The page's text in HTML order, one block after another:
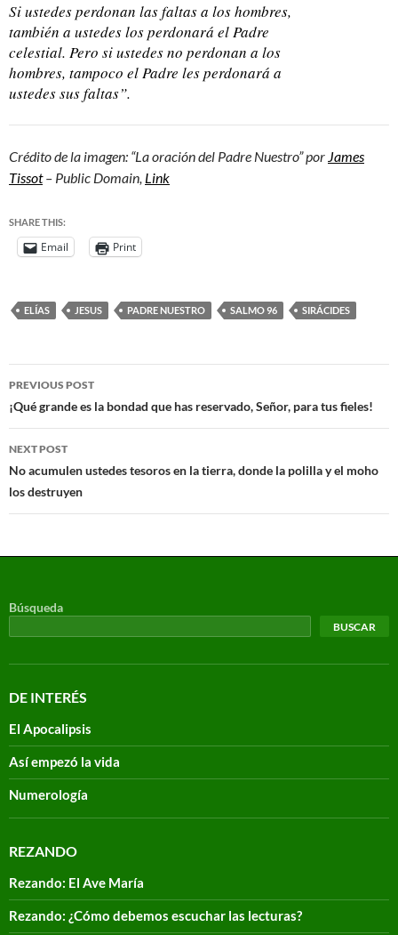
Si ustedes perdonan las faltas a los hombres,
también a ustedes los perdonará el Padre
celestial. Pero si ustedes no perdonan a los
hombres, tampoco el Padre les perdonará a
ustedes sus faltas”.
Crédito de la imagen: “La oración del Padre Nuestro” por James
Tissot– Public Domain, Link
SHARE THIS:
Email Print
ELÍAS JESUS PADRE NUESTRO SALMO 96 SIRÁCIDES
PREVIOUS POST
¡Qué grande es la bondad que has reservado, Señor, para tus fieles!
NEXT POST
No acumulen ustedes tesoros en la tierra, donde la polilla y el moho
los destruyen
Búsqueda
BUSCAR
DE INTERÉS
El Apocalipsis
Así empezó la vida
Numerología
REZANDO
Rezando: El Ave María
Rezando: ¿Cómo debemos escuchar las lecturas?